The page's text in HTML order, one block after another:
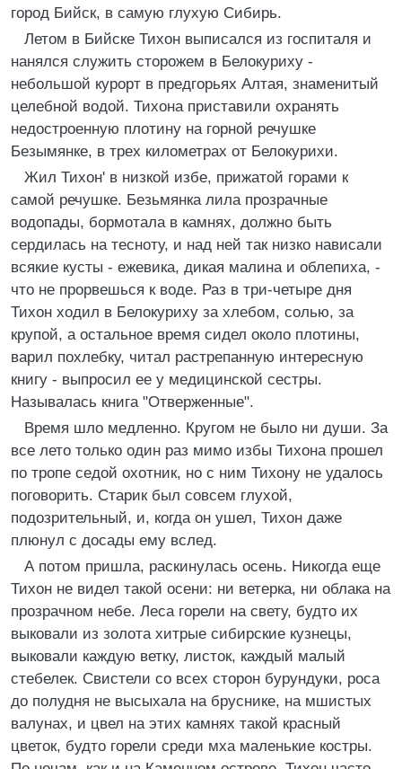
город Бийск, в самую глухую Сибирь.
Летом в Бийске Тихон выписался из госпиталя и
нанялся служить сторожем в Белокуриху -
небольшой курорт в предгорьях Алтая, знаменитый
целебной водой. Тихона приставили охранять
недостроенную плотину на горной речушке
Безымянке, в трех километрах от Белокурихи.
Жил Тихон' в низкой избе, прижатой горами к
самой речушке. Безьмянка лила прозрачные
водопады, бормотала в камнях, должно быть
сердилась на тесноту, и над ней так низко нависали
всякие кусты - ежевика, дикая малина и облепиха, -
что не прорвешься к воде. Раз в три-четыре дня
Тихон ходил в Белокуриху за хлебом, солью, за
крупой, а остальное время сидел около плотины,
варил похлебку, читал растрепанную интересную
книгу - выпросил ее у медицинской сестры.
Называлась книга "Отверженные".
Время шло медленно. Кругом не было ни души. За
все лето только один раз мимо избы Тихона прошел
по тропе седой охотник, но с ним Тихону не удалось
поговорить. Старик был совсем глухой,
подозрительный, и, когда он ушел, Тихон даже
плюнул с досады ему вслед.
А потом пришла, раскинулась осень. Никогда еще
Тихон не видел такой осени: ни ветерка, ни облака на
прозрачном небе. Леса горели на свету, будто их
выковали из золота хитрые сибирские кузнецы,
выковали каждую ветку, листок, каждый малый
стебелек. Свистели со всех сторон бурундуки, роса
до полудня не высыхала на бруснике, на мшистых
валунах, и цвел на этих камнях такой красный
цветок, будто горели среди мха маленькие костры.